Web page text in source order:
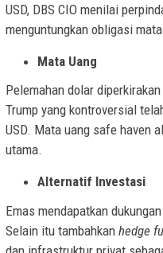
USD, DBS CIO menilai
menguntungkan obligasi
Mata Uang
Pelemahan dolar
Trump yang kontroversial
USD. Mata uang safe haven
utama.
Alternatif Investasi
Emas mendapatkan
Selain itu tambahkan hedge